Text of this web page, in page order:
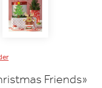
Friends»